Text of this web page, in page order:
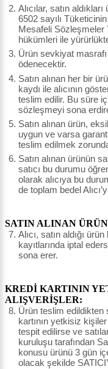
Alıcılar, satın
6502 sayılı
Mesafeli Sözleşmeler
hükümleri ile
Ürün sevkiyat masrafı
ödenecektir.
Satın alınan her bir
kaydı ile alıcının
teslim edilir. Bu süre
sözleşmeyi sona
Satın alınan ürün,
uygun ve varsa
teslim edilmek
Satın alınan ürünün
satıcı bu durumu
olarak alıcıya bu
de toplam bedel
SATIN ALINAN
Alıcı, satın aldığı
kayıtlarında iptal
sona erer.
KREDİ KARTININ
ALIŞVERİŞLER:
Ürün teslim edildikten
kartının yetkisiz kişiler
tespit edilirse ve
kuruluşu tarafından
konusu ürünü 3 gün
olacak şekilde